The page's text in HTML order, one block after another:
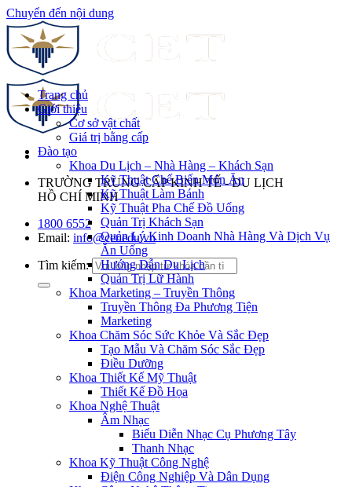
Chuyển đến nội dung
TRƯỜNG TRUNG CẤP KINH TẾ - DU LỊCH
HỒ CHÍ MINH
1800 6552
Email: info@cet.edu.vn
Tìm kiếm:
Trang chủ
Giới thiệu
Cơ sở vật chất
Giá trị bằng cấp
Đào tạo
Khoa Du Lịch – Nhà Hàng – Khách Sạn
Kỹ Thuật Chế Biến Món Ăn
Kỹ Thuật Làm Bánh
Kỹ Thuật Pha Chế Đồ Uống
Quản Trị Khách Sạn
Quản Lý Kinh Doanh Nhà Hàng Và Dịch Vụ
Ăn Uống
Hướng Dẫn Du Lịch
Quản Trị Lữ Hành
Khoa Marketing – Truyền Thông
Truyền Thông Đa Phương Tiện
Marketing
Khoa Chăm Sóc Sức Khỏe Và Sắc Đẹp
Tạo Mẫu Và Chăm Sóc Sắc Đẹp
Điều Dưỡng
Khoa Thiết Kế Mỹ Thuật
Thiết Kế Đồ Họa
Khoa Nghệ Thuật
Âm Nhạc
Biểu Diễn Nhạc Cụ Phương Tây
Thanh Nhạc
Khoa Kỹ Thuật Công Nghệ
Điện Công Nghiệp Và Dân Dụng